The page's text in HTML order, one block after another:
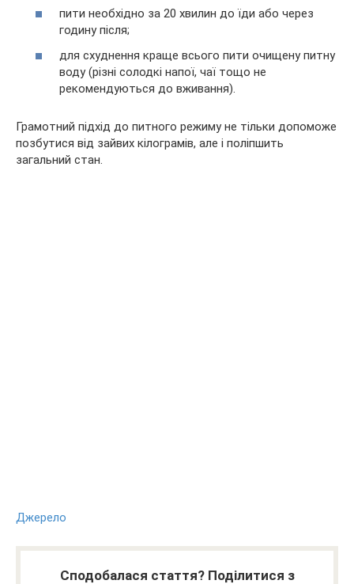
пити необхідно за 20 хвилин до їди або через
годину після;
для схуднення краще всього пити очищену питну
воду (різні солодкі напої, чаї тощо не
рекомендуються до вживання).
Грамотний підхід до питного режиму не тільки допоможе
позбутися від зайвих кілограмів, але і поліпшить
загальний стан.
Джерело
Сподобалася стаття? Поділитися з